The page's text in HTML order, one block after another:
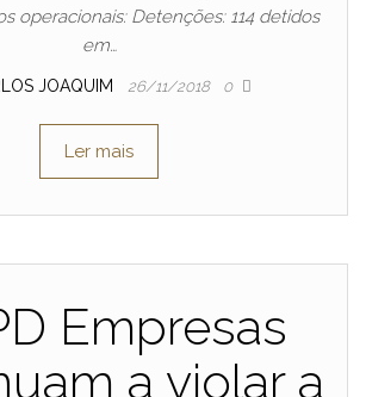
operacionais: Detenções: 114 detidos
em…
JOAQUIM 26/11/2018 0
Ler mais
Empresas
a violar a